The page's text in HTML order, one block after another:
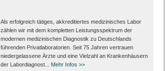
Als erfolgreich tätiges, akkreditiertes medizinisches Labor
zählen wir mit dem kompletten Leistungs­spektrum der
modernen medizinischen Diagnostik zu Deutschlands
führenden Privat­laboratorien. Seit 75 Jahren vertrauen
nieder­gelassene Ärzte und eine Vielzahl an Kranken­häusern
der Labor­diagnost...
Mehr Infos >>